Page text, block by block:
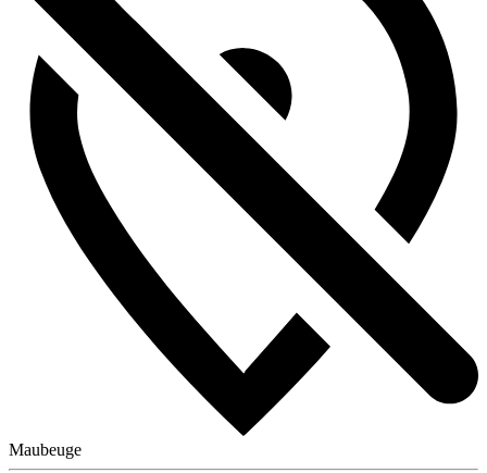
Maubeuge